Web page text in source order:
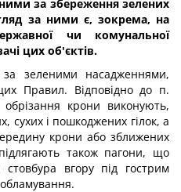
за збереження зелених
за ними є, зокрема, на
чи комунальної
цих об'єктів.
зеленими насадженнями,
Правил. Відповідно до п.
крони виконують,
сухих і пошкоджених гілок, а
крони або зближених
також пагони, що
стовбура вгору під гострим